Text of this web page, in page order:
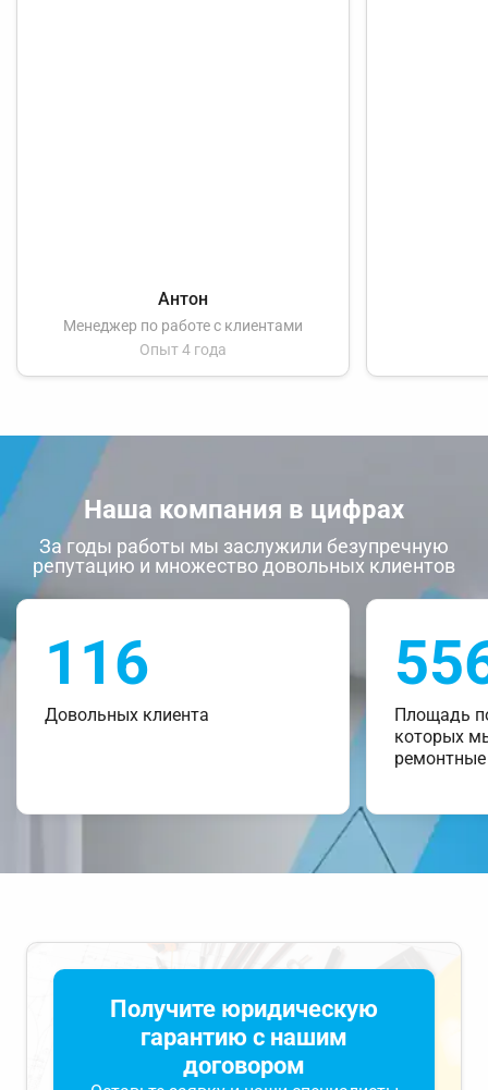
Антон
Менеджер по работе с клиентами
Опыт 4 года
Наша компания в цифрах
За годы работы мы заслужили безупречную
репутацию и множество довольных клиентов
116
Довольных клиента
Площадь
которых
Получите юридическую
гарантию с нашим
договором